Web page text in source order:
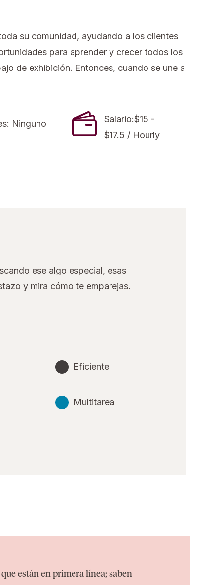
su comunidad, ayudando a los clientes
para aprender y crecer todos los
de exhibición. Entonces, cuando se une a
Ninguno
Salario:$15 -
$17.5 / Hourly
ese algo especial, esas
y mira cómo te emparejas.
Eficiente
Multitarea
están en primera línea; saben